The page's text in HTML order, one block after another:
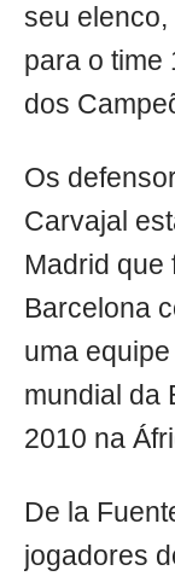
seu
para o time
dos
Os
Carvajal
Madrid que
Barcelona
uma
mundial da
2010 na
De la
jogadores